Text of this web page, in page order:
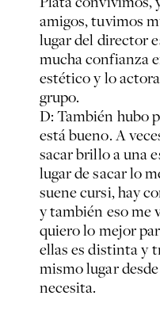
amigos, tuvimos
lugar del director
mucha confianza
estético y lo
grupo.
D: También hubo
está bueno. A
sacar brillo a una
lugar de sacar lo
suene cursi, hay
y también eso me
quiero lo mejor
ellas es distinta y
mismo lugar
necesita.